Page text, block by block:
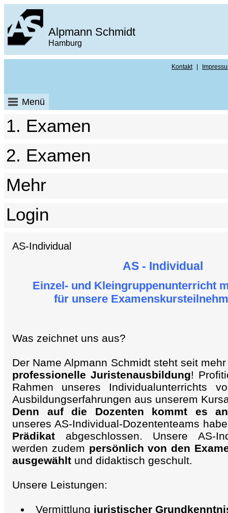
Alpmann Schmidt
Hamburg
Kontakt
Menü
1. Examen
2. Examen
Mehr
Login
AS-Individual
AS - Individual
Einzel- und Kleingruppenunterricht
für unsere
Was zeichnet uns aus?
Der Name Alpmann Schmidt steht seit
professionelle Juristenausbildung!
Rahmen unseres Individualunterrichts
Ausbildungserfahrungen aus unserem
Denn auf die Dozenten kommt es
unseres AS-Individual-Dozententeams
Prädikat abgeschlossen. Unsere AS-
werden zudem persönlich von den
ausgewählt und didaktisch geschult.
Unsere Leistungen:
Vermittlung juristischer